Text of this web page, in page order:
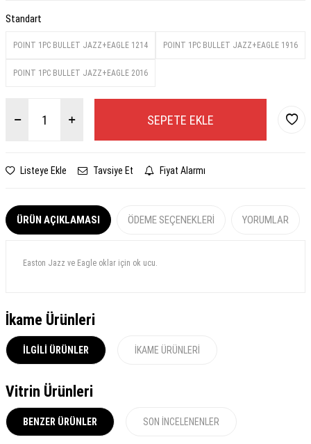
Standart
POINT 1PC BULLET JAZZ+EAGLE 1214 POINT 1PC BULLET JAZZ+EAGLE 1916
POINT 1PC BULLET JAZZ+EAGLE 2016
SEPETE EKLE
Listeye Ekle Tavsiye Et Fiyat Alarmı
ÜRÜN AÇIKLAMASI ÖDEME SEÇENEKLERI YORUMLAR
Easton Jazz ve Eagle oklar için ok ucu.
İkame Ürünleri
İLGILI ÜRÜNLER İKAME ÜRÜNLERI
Vitrin Ürünleri
BENZER ÜRÜNLER SON İNCELENENLER